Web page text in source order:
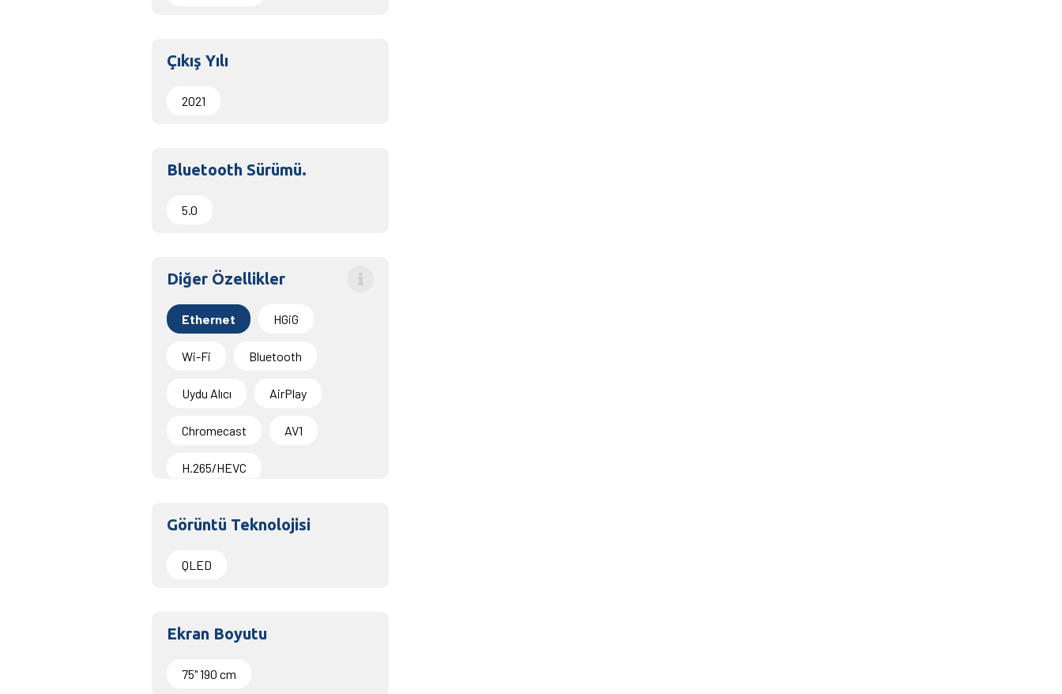
Çıkış Yılı
2021
Bluetooth Sürümü.
5.0
Diğer Özellikler
Ethernet HGiG
Wi-Fi Bluetooth
Uydu Alıcı AirPlay
Chromecast AV1
H.265/HEVC
Görüntü Teknolojisi
QLED
Ekran Boyutu
75" 190 cm